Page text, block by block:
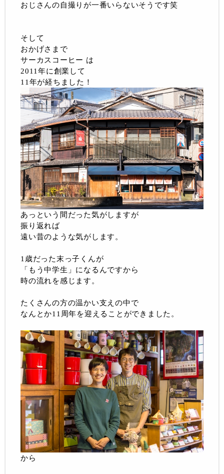
おじさんの自撮りが一番いらないそうです笑
そして
おかげさまで
サーカスコーヒー は
2011年に創業して
11年が経ちました！
あっという間だった気がしますが
振り返れば
遠い昔のような気がします。
1歳だった末っ子くんが
「もう中学生」になるんですから
時の流れを感じます。
たくさんの方の温かい支えの中で
なんとか11周年を迎えることができました。
から